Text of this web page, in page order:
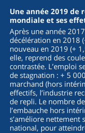
Une année 2019
mondiale et ses
Après une année
décélération en 2018
nouveau en 2019 (+
elle, reprend des
contrastée. L’emploi
de stagnation : + 5
marchand (hors
effectifs, l’industrie
de repli. Le nombre
l’embauche hors
s’améliore nettement
national, pour